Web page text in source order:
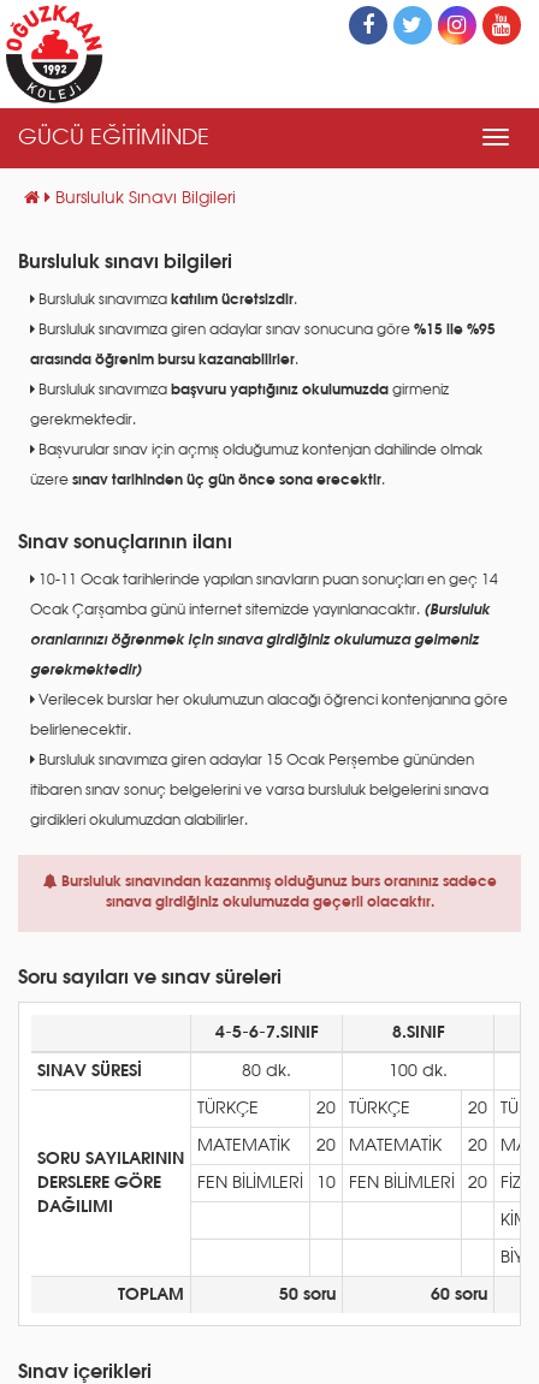
GÜCÜ EĞİTİMİNDE
Bursluluk Sınavı Bilgileri
Bursluluk sınavı bilgileri
Bursluluk sınavımıza katılım ücretsizdir.
Bursluluk sınavımıza giren adaylar sınav sonucuna göre %15 ile %95
arasında öğrenim bursu kazanabilirler.
Bursluluk sınavımıza başvuru yaptığınız okulumuzda girmeniz
gerekmektedir.
Başvurular sınav için açmış olduğumuz kontenjan dahilinde olmak
üzere sınav tarihinden üç gün önce sona erecektir.
Sınav sonuçlarının ilanı
10-11 Ocak tarihlerinde yapılan sınavların puan sonuçları en geç 14
Ocak Çarşamba günü internet sitemizde yayınlanacaktır. (Bursluluk
oranlarınızı öğrenmek için sınava girdiğiniz okulumuza gelmeniz
gerekmektedir)
Verilecek burslar her okulumuzun alacağı öğrenci kontenjanına göre
belirlenecektir.
Bursluluk sınavımıza giren adaylar 15 Ocak Perşembe gününden
itibaren sınav sonuç belgelerini ve varsa bursluluk belgelerini sınava
girdikleri okulumuzdan alabilirler.
Bursluluk sınavından kazanmış olduğunuz burs oranınız sadece
sınava girdiğiniz okulumuzda geçerli olacaktır.
Soru sayıları ve sınav süreleri
4-5-6-7.SINIF 8.SINIF
SINAV SÜRESİ 80 dk. 100 dk.
SORU SAYILARININ
DERSLERE GÖRE
DAĞILIMI
TÜRKÇE 20 TÜRKÇE 20
MATEMATİK 20 MATEMATİK 20
FEN BİLİMLERİ 10 FEN BİLİMLERİ 20 FİZİK
TOPLAM 50 soru 60 soru
Sınav içerikleri